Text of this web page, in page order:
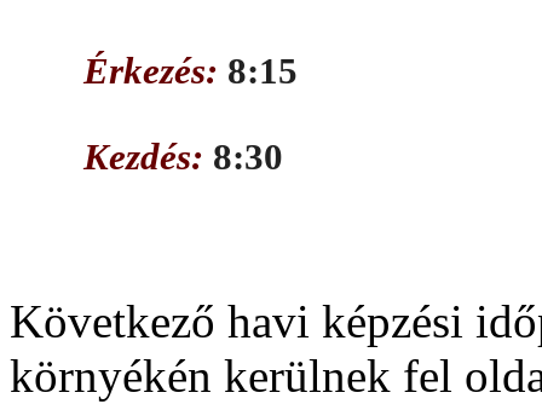
Érkezés: 8:15
Kezdés: 8:30
Következő havi képzési
környékén kerülnek fel